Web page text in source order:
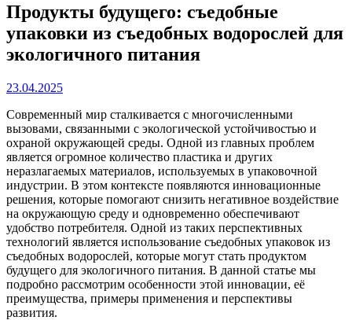
Продукты будущего: съедобные
упаковки из съедобных водорослей для
экологичного питания
23.04.2025
Современный мир сталкивается с многочисленными
вызовами, связанными с экологической устойчивостью и
охраной окружающей среды. Одной из главных проблем
является огромное количество пластика и других
неразлагаемых материалов, используемых в упаковочной
индустрии. В этом контексте появляются инновационные
решения, которые помогают снизить негативное воздействие
на окружающую среду и одновременно обеспечивают
удобство потребителя. Одной из таких перспективных
технологий является использование съедобных упаковок из
съедобных водорослей, которые могут стать продуктом
будущего для экологичного питания. В данной статье мы
подробно рассмотрим особенности этой инновации, её
преимущества, примеры применения и перспективы
развития.